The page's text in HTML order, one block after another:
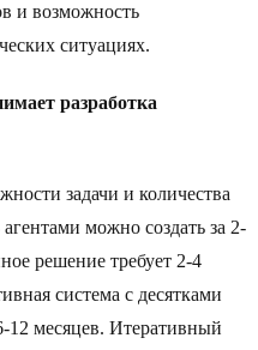
и возможность
ситуациях.
разработка
задачи и количества
можно создать за 2-
решение требует 2-4
система с десятками
12 месяцев. Итеративный